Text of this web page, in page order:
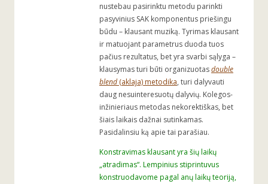
nustebau pasirinktu metodu parinkti
pasyvinius SAK komponentus priešingu
būdu – klausant muziką. Tyrimas klausant
ir matuojant parametrus duoda tuos
pačius rezultatus, bet yra svarbi sąlyga –
klausymas turi būti organizuotasdouble
blend (aklaja) metodika, turi dalyvauti
daug nesuinteresuotų dalyvių. Kolegos-
inžinieriaus metodas nekorektiškas, bet
šiais laikais dažnai sutinkamas.
Pasidalinsiu ką apie tai parašiau.
Konstravimas klausant yra šių laikų
„atradimas“. Lempinius stiprintuvus
konstruodavome pagal anų laikų teoriją,